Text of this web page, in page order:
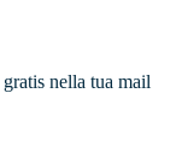
nella tua mail